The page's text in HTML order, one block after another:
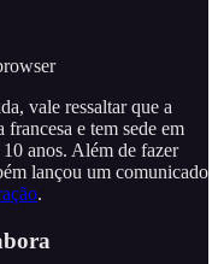
vale ressaltar que a
e tem sede em
anos. Além de fazer
lançou um comunicado
.